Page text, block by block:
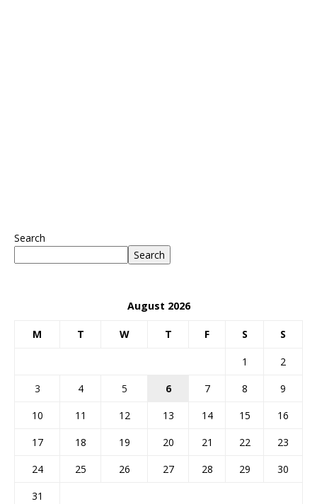
Search
Search
August 2026
M T W T F S S
1
2
3
4 5 6 7 8
9
10
11 12 13 14 15
16
17
18 19 20 21 22
23
24
25 26 27 28 29
30
31